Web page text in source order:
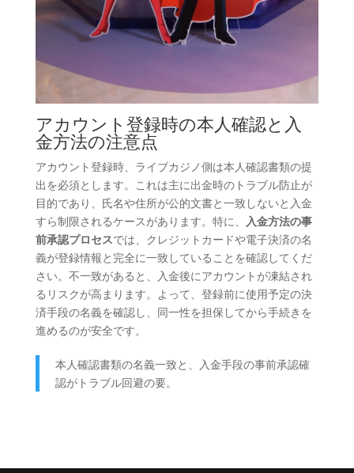
アカウント登録時の本人確認と入
金方法の注意点
アカウント登録時、ライブカジノ側は本人確認書類の提
出を必須とします。これは主に出金時のトラブル防止が
目的であり、氏名や住所が公的文書と一致しないと入金
すら制限されるケースがあります。特に、 入金方法の事
前承認プロセスでは、クレジットカードや電子決済の名
義が登録情報と完全に一致していることを確認してくだ
さい。不一致があると、入金後にアカウントが凍結され
るリスクが高まります。よって、登録前に使用予定の決
済手段の名義を確認し、同一性を担保してから手続きを
進めるのが安全です。
本人確認書類の名義一致と、入金手段の事前承認確
認がトラブル回避の要。